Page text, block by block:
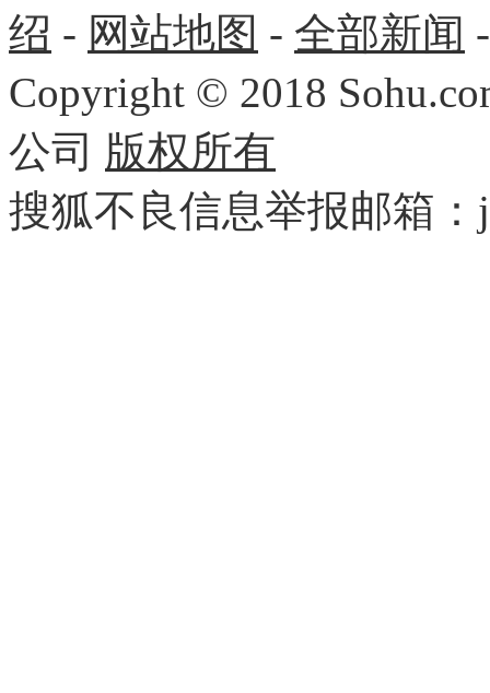
绍 - 网站地图 - 全部新闻
Copyright © 2018
公司 版权所有
搜狐不良信息举报邮箱：